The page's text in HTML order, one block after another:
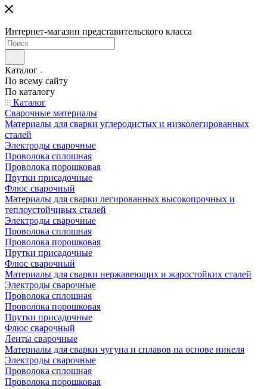
Интернет-магазин представительского класса
Каталог
По всему сайту
По каталогу
Каталог
Сварочные материалы
Материалы для сварки углеродистых и низколегированных
сталей
Электроды сварочные
Проволока сплошная
Проволока порошковая
Прутки присадочные
Флюс сварочный
Материалы для сварки легированных высокопрочных и
теплоустойчивых сталей
Электроды сварочные
Проволока сплошная
Проволока порошковая
Прутки присадочные
Флюс сварочный
Материалы для сварки нержавеющих и жаростойких сталей
Электроды сварочные
Проволока сплошная
Проволока порошковая
Прутки присадочные
Флюс сварочный
Ленты сварочные
Материалы для сварки чугуна и сплавов на основе никеля
Электроды сварочные
Проволока сплошная
Проволока порошковая